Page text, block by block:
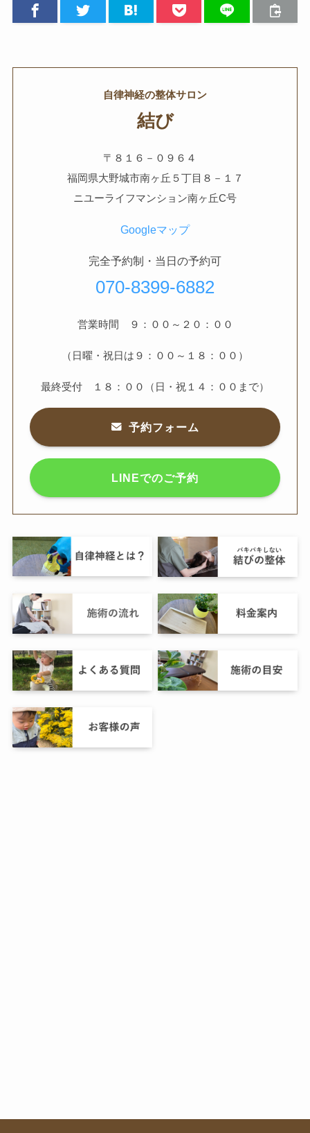
自律神経の整体サロン
結び
〒８１６－０９６４
福岡県大野城市南ヶ丘５丁目８－１７
ニユーライフマンション南ヶ丘C号
Googleマップ
完全予約制・当日の予約可
070-8399-6882
営業時間 ９：００～２０：００
（日曜・祝日は９：００～１８：００）
最終受付 １８：００（日・祝１４：００まで）
予約フォーム
LINEでのご予約